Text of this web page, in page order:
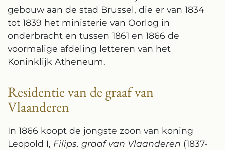
gebouw aan de stad Brussel, die er van 1834
tot 1839 het ministerie van Oorlog in
onderbracht en tussen 1861 en 1866 de
voormalige afdeling letteren van het
Koninklijk Atheneum.
Residentie van de graaf van
Vlaanderen
In 1866 koopt de jongste zoon van koning
Leopold I, Filips, graaf van Vlaanderen (1837-